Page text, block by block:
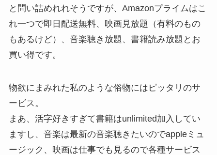
と問い詰めれれそうですが、Amazonプライムはこ
れ一つで即日配送無料、映画見放題（有料のもの
もあるけど）、音楽聴き放題、書籍読み放題とお
買い得です。
物欲にまみれた私のような俗物にはピッタリのサ
ービス。
まあ、活字好きすぎて書籍はunlimited加入してい
ますし、音楽は最新の音楽聴きたいのでappleミュ
ージック、映画は仕事でも見るので各種サービス